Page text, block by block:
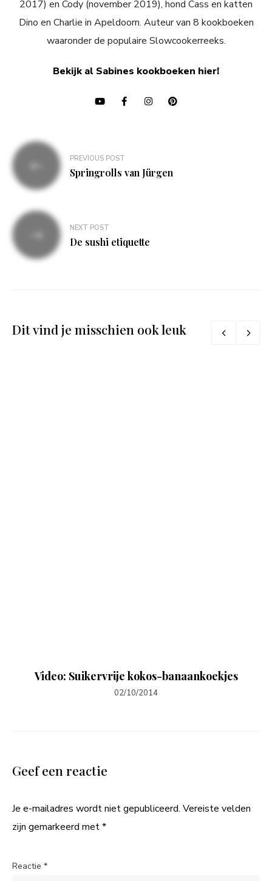
2017) en Cody (november 2019), hond Cass en katten
Dino en Charlie in Apeldoorn. Auteur van 8 kookboeken
waaronder de populaire Slowcookerreeks.
Bekijk al Sabines kookboeken hier!
Bericht
navigatie
PREVIOUS POST
Springrolls van Jürgen
NEXT POST
De sushi etiquette
Dit vind je misschien ook leuk
Video: Suikervrije kokos-banaankoekjes
02/10/2014
Geef een reactie
Je e-mailadres wordt niet gepubliceerd. Vereiste velden
zijn gemarkeerd met*
Reactie *